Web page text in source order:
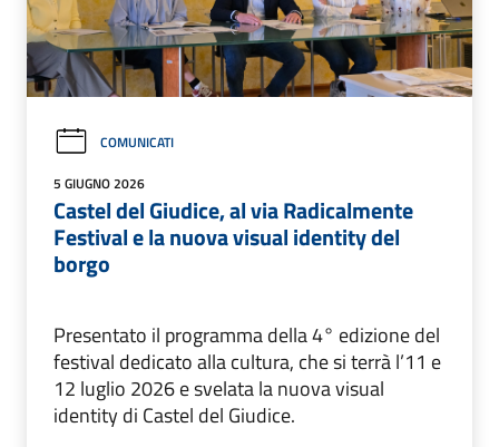
COMUNICATI
5 GIUGNO 2026
Castel del Giudice, al via Radicalmente
Festival e la nuova visual identity del
borgo
Presentato il programma della 4° edizione del
festival dedicato alla cultura, che si terrà l’11 e
12 luglio 2026 e svelata la nuova visual
identity di Castel del Giudice.